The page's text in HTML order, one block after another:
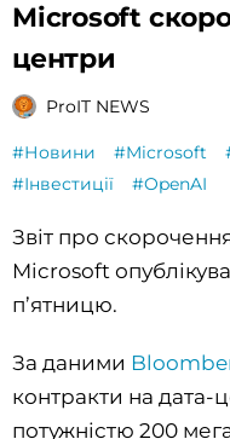
Microsoft
центри
ProIT NEWS
#Новини #Microsoft
#Інвестиції
#OpenAI
Звіт про
Microsoft
п’ятницю.
За даними
контракти на дата-
потужністю 200